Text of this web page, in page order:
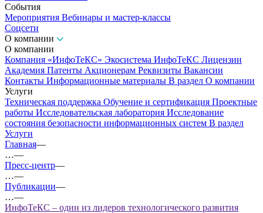
События
Мероприятия Вебинары и мастер-классы
Соцсети
О компании
О компании
Компания «ИнфоТеКС» Экосистема ИнфоТеКС Лицензии
Академия Патенты Акционерам Реквизиты Вакансии
Контакты Информационные материалы В раздел О компании
Услуги
Техническая поддержка Обучение и сертификация Проектные
работы Исследовательская лаборатория Исследование
состояния безопасности информационных систем В раздел
Услуги
Главная—
…—
Пресс-центр—
…—
Публикации—
…—
ИнфоТеКС – один из лидеров технологического развития